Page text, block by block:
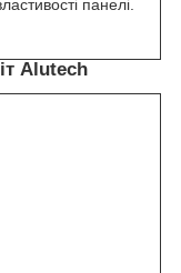
панелі.
Alutech